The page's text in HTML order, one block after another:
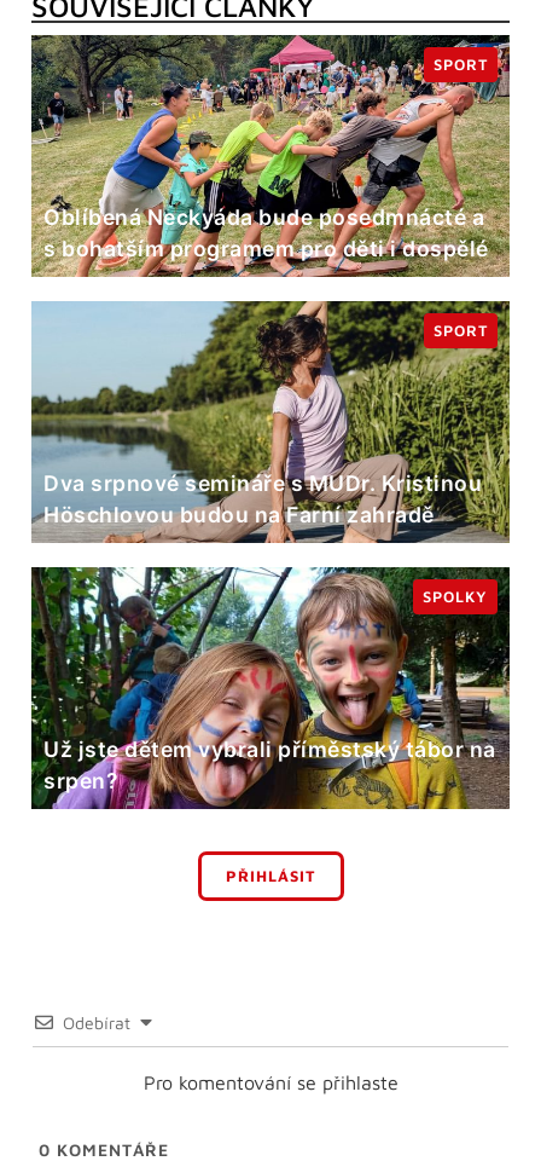
Oblíbená Neckyáda bude posedmnácté a
s bohatším programem pro děti i dospělé
SPORT
Dva srpnové semináře s MUDr. Kristinou
Höschlovou budou na Farní zahradě
SPORT
Už jste dětem vybrali příměstský tábor na
srpen?
SPOLKY
PŘIHLÁSIT
Odebírat
Pro komentování se přihlaste
0 KOMENTÁŘE